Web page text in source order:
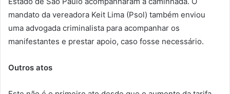
mandato da vereadora Keit Lima (Psol) também enviou
uma advogada criminalista para acompanhar os
manifestantes e prestar apoio, caso fosse necessário.
Outros atos